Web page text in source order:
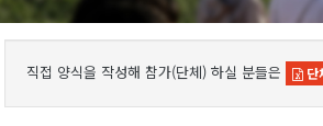
직접 양식을 작성해 참가(단체) 하실 분들은 단